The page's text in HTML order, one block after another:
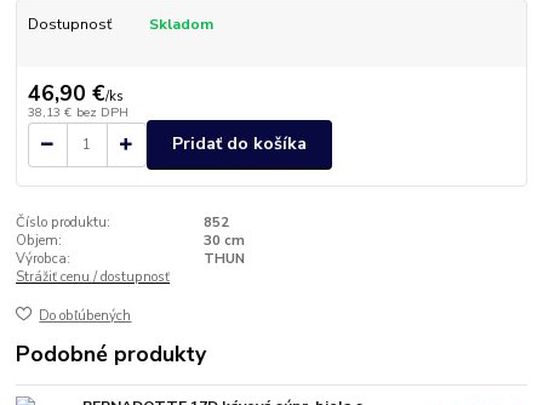
Dostupnosť Skladom
46,90 €/ks
38,13 € bez DPH
Pridať do košíka
Číslo produktu:
852
Objem:
30 cm
Výrobca:
THUN
Strážiť cenu / dostupnosť
Do obľúbených
Podobné produkty